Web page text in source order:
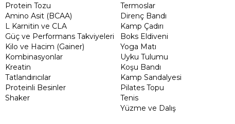
Protein Tozu
Amino Asit (BCAA)
L Karnitin ve CLA
Güç ve Performans Takviyeleri
Kilo ve Hacim (Gainer)
Kombinasyonlar
Kreatin
Tatlandırıcılar
Proteinli Besinler
Shaker
Termoslar
Direnç Bandı
Kamp Çadırı
Boks Eldiveni
Yoga Matı
Uyku Tulumu
Koşu Bandı
Kamp Sandalyesi
Pilates Topu
Tenis
Yüzme ve Dalış